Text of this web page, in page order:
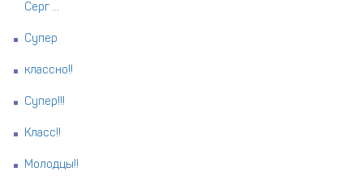
Серг ...
Супер
классно!!
Супер!!!
Класс!!
Молодцы!!